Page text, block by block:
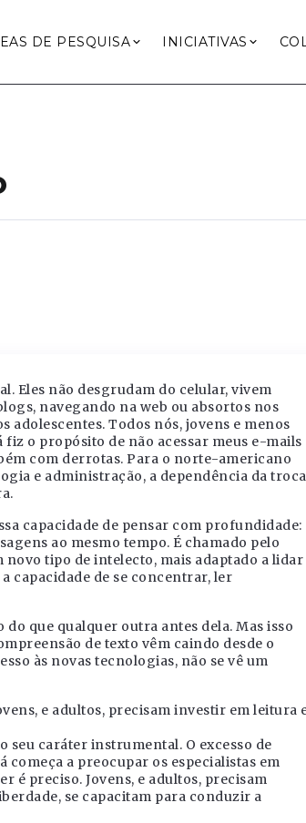
DE PESQUISA INICIATIVAS
Eles não desgrudam do celular, vivem
navegando na web ou absortos nos
adolescentes. Todos nós, jovens e menos
o propósito de não acessar meus e-mails
com derrotas. Para o norte-americano
e administração, a dependência da troca
capacidade de pensar com profundidade:
ao mesmo tempo. É chamado pelo
tipo de intelecto, mais adaptado a lidar
capacidade de se concentrar, ler
que qualquer outra antes dela. Mas isso
de texto vêm caindo desde o
às novas tecnologias, não se vê um
e adultos, precisam investir em leitura
caráter instrumental. O excesso de
a preocupar os especialistas em
é preciso. Jovens, e adultos, precisam
se capacitam para conduzir a